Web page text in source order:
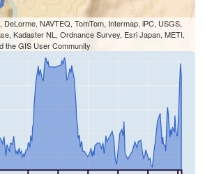
NAVTEQ, TomTom, Intermap, iPC, USGS,
Kadaster NL, Ordnance Survey, Esri Japan, METI,
the GIS User Community